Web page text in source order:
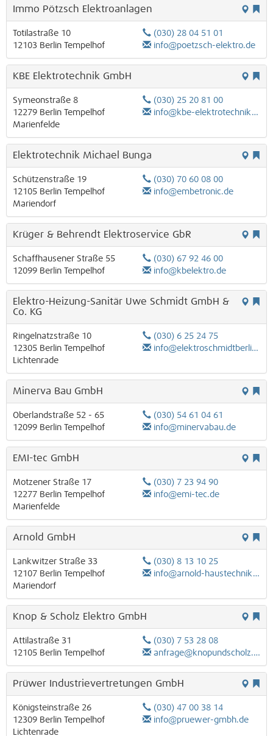
Immo Pötzsch Elektroanlagen
Totilastraße 10
12103 Berlin Tempelhof
(030) 28 04 51 01
info@poetzsch-elektro.de
KBE Elektrotechnik GmbH
Symeonstraße 8
12279 Berlin Tempelhof
Marienfelde
(030) 25 20 81 00
info@kbe-elektrotechnik.com
Elektrotechnik Michael Bunga
Schützenstraße 19
12105 Berlin Tempelhof
Mariendorf
(030) 70 60 08 00
info@embetronic.de
Krüger & Behrendt Elektroservice GbR
Schaffhausener Straße 55
12099 Berlin Tempelhof
(030) 67 92 46 00
info@kbelektro.de
Elektro-Heizung-Sanitär Uwe Schmidt GmbH &
Co. KG
Ringelnatzstraße 10
12305 Berlin Tempelhof
Lichtenrade
(030) 6 25 24 75
info@elektroschmidtberlin.de
Minerva Bau GmbH
Oberlandstraße 52 - 65
12099 Berlin Tempelhof
(030) 54 61 04 61
info@minervabau.de
EMI-tec GmbH
Motzener Straße 17
12277 Berlin Tempelhof
Marienfelde
(030) 7 23 94 90
info@emi-tec.de
Arnold GmbH
Lankwitzer Straße 33
12107 Berlin Tempelhof
Mariendorf
(030) 8 13 10 25
info@arnold-haustechnik.com
Knop & Scholz Elektro GmbH
Attilastraße 31
12105 Berlin Tempelhof
(030) 7 53 28 08
anfrage@knopundscholz.de
Prüwer Industrievertretungen GmbH
Königsteinstraße 26
12309 Berlin Tempelhof
Lichtenrade
(030) 47 00 38 14
info@pruewer-gmbh.de